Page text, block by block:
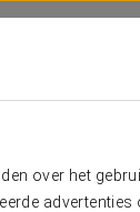
over het